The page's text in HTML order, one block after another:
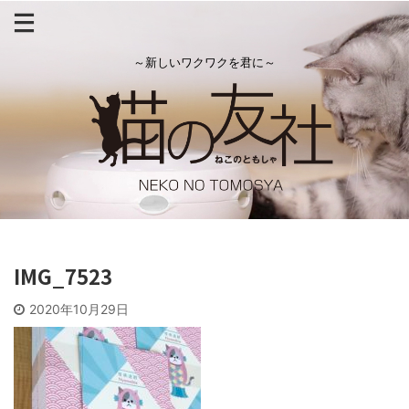
～新しいワクワクを君に～
IMG_7523
2020年10月29日